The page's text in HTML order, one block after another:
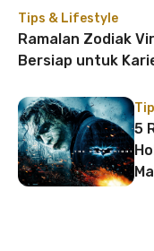
Tips & Lifestyle
Ramalan Zodiak
Bersiap untuk
5